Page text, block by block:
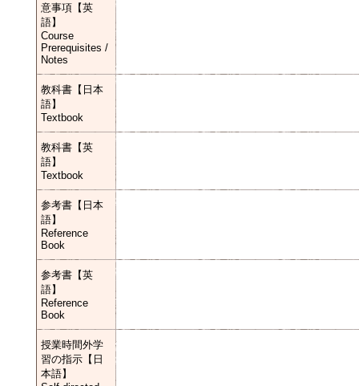
意事項【英
語】
Course
Prerequisites /
Notes
教科書【日本
語】
Textbook
教科書【英
語】
Textbook
参考書【日本
語】
Reference
Book
参考書【英
語】
Reference
Book
授業時間外学
習の指示【日
本語】